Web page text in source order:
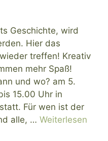
Geschichte, wird
Hier das
treffen! Kreativ
mehr Spaß!
und wo? am 5.
15.00 Uhr in
Für wen ist der
alle, … Weiterlesen